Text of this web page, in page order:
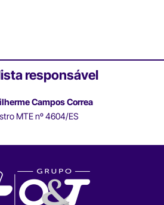
responsável
Campos Correa
MTE nº 4604/ES